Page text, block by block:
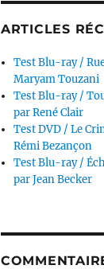
ARTICLES
Test Blu-ray /
Maryam Touzani
Test Blu-ray /
par René Clair
Test DVD / Le
Rémi Bezançon
Test Blu-ray /
par Jean Becker